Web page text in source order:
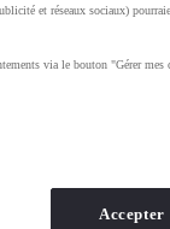
et réseaux sociaux)
via le bouton "Gérer mes
Accepter